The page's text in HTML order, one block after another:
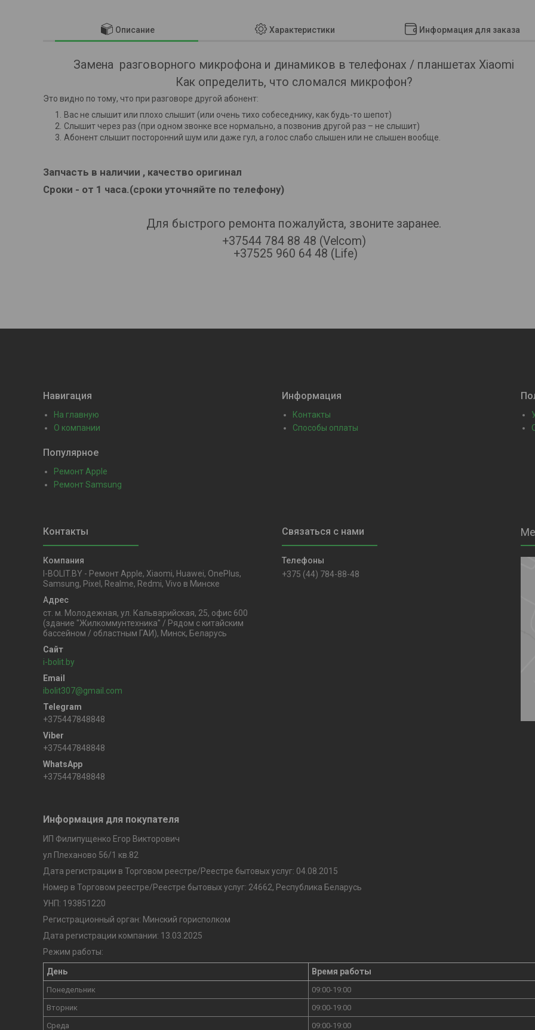
Описание Характеристики Информация для заказа
Замена разговорного микрофона и динамиков в телефонах / планшетах Xiaomi
Как определить, что сломался микрофон?
Это видно по тому, что при разговоре другой абонент:
Вас не слышит или плохо слышит (или очень тихо собеседнику, как будь-то шепот)
Слышит через раз (при одном звонке все нормально, а позвонив другой раз – не слышит)
Абонент слышит посторонний шум или даже гул, а голос слабо слышен или не слышен вообще.
Запчасть в наличии , качество оригинал
Сроки - от 1 часа.(сроки уточняйте по телефону)
Для быстрого ремонта пожалуйста, звоните заранее.
+37544 784 88 48 (Velcom)
+37525 960 64 48 (Life)
Навигация
На главную
О компании
Информация
Контакты
Способы оплаты
Популярное
Ремонт Apple
Ремонт Samsung
I-BOLIT.BY - Ремонт Apple, Xiaomi, Huawei, OnePlus,
Samsung, Pixel, Realme, Redmi, Vivo в Минске
ст. м. Молодежная, ул. Кальварийская, 25, офис 600
(здание "Жилкоммунтехника" / Рядом с китайским
бассейном / областным ГАИ), Минск, Беларусь
i-bolit.by
ibolit307@gmail.com
+375447848848
+375447848848
+375447848848
+375 (44) 784-88-48
Информация для покупателя
ИП Филипущенко Егор Викторович
ул Плеханово 56/1 кв.82
Дата регистрации в Торговом реестре/Реестре бытовых услуг: 04.08.2015
Номер в Торговом реестре/Реестре бытовых услуг: 24662, Республика Беларусь
УНП: 193851220
Регистрационный орган: Минский горисполком
Дата регистрации компании: 13.03.2025
Режим работы:
День Время работы
Понедельник
09:00-19:00
Вторник
09:00-19:00
Среда
09:00-19:00